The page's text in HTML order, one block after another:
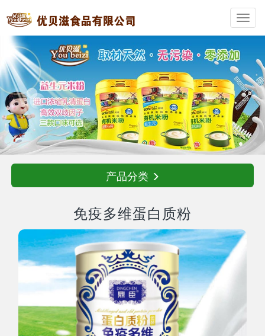
产品分类
免疫多维蛋白质粉